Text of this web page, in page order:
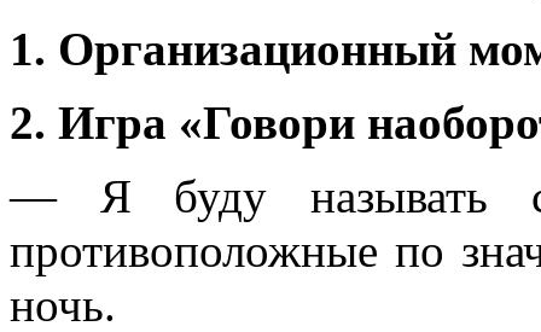
1. Организационный
2. Игра «Говори
— Я буду называть
противоположные по
ночь.